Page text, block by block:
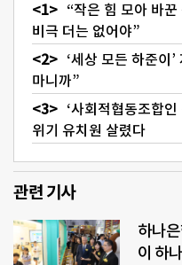
“작은 힘 모아 바
비극 더는 없어야”
‘세상 모든 하준이
마니까”
‘사회적협동조합
위기 유치원 살렸다
관련 기사
하나
이 하